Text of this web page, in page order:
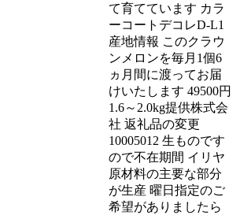
て育てています カラ
ーコートデコレD-L1
産地情報 このクラウ
ンメロンを毎月1個6
ヵ月間に渡ってお届
けいたします 49500円
1.6～2.0kg提供株式会
社 返礼品の変更
10005012 生ものです
ので不在期間 イリヤ
原材料の主要な部分
が生産 曜日指定のご
希望がありましたら